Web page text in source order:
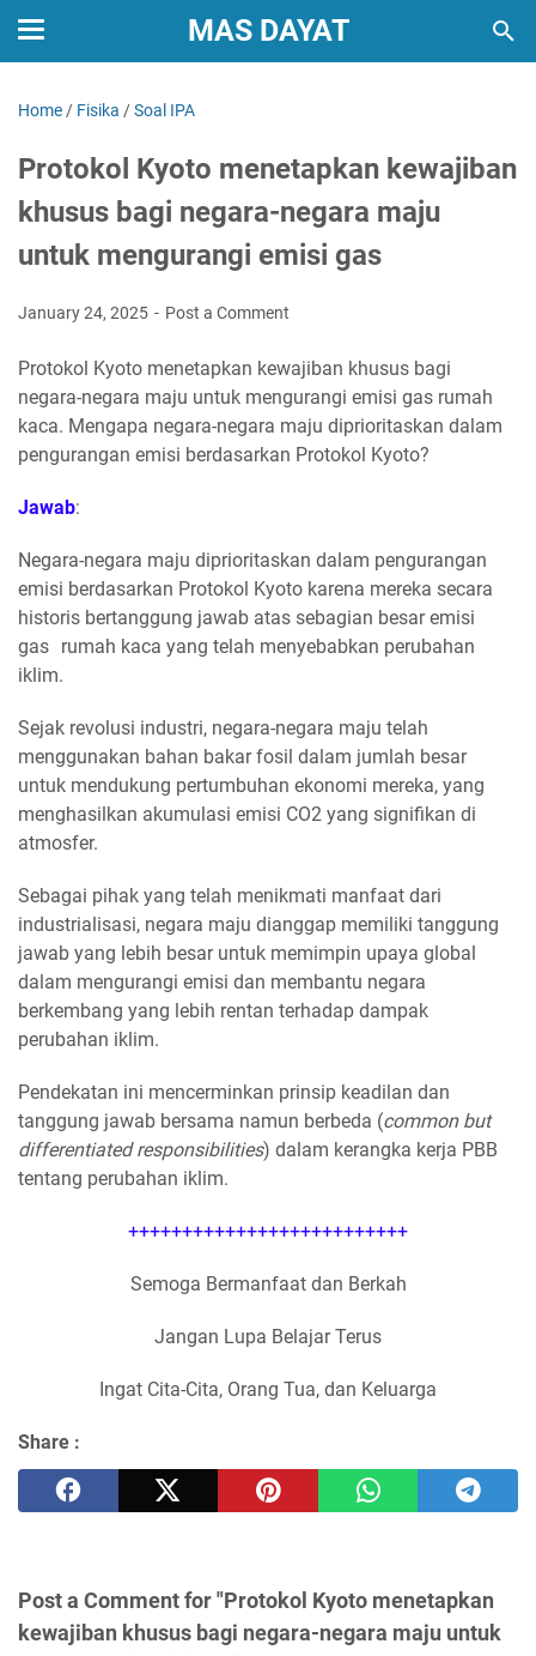
MAS DAYAT
Home / Fisika /Soal IPA
Protokol Kyoto menetapkan kewajiban
khusus bagi negara-negara maju
untuk mengurangi emisi gas
January 24, 2025 Post a Comment
Protokol Kyoto menetapkan kewajiban khusus bagi
negara-negara maju untuk mengurangi emisi gas rumah
kaca. Mengapa negara-negara maju diprioritaskan dalam
pengurangan emisi berdasarkan Protokol Kyoto?
Jawab:
Negara-negara maju diprioritaskan dalam pengurangan
emisi berdasarkan Protokol Kyoto karena mereka secara
historis bertanggung jawab atas sebagian besar emisi
gas rumah kaca yang telah menyebabkan perubahan
iklim.
Sejak revolusi industri, negara-negara maju telah
menggunakan bahan bakar fosil dalam jumlah besar
untuk mendukung pertumbuhan ekonomi mereka, yang
menghasilkan akumulasi emisi CO2 yang signifikan di
atmosfer.
Sebagai pihak yang telah menikmati manfaat dari
industrialisasi, negara maju dianggap memiliki tanggung
jawab yang lebih besar untuk memimpin upaya global
dalam mengurangi emisi dan membantu negara
berkembang yang lebih rentan terhadap dampak
perubahan iklim.
Pendekatan ini mencerminkan prinsip keadilan dan
tanggung jawab bersama namun berbeda (common but
differentiated responsibilities) dalam kerangka kerja PBB
tentang perubahan iklim.
++++++++++++++++++++++++++
Semoga Bermanfaat dan Berkah
Jangan Lupa Belajar Terus
Ingat Cita-Cita, Orang Tua, dan Keluarga
Share :
Post a Comment for "Protokol Kyoto menetapkan
kewajiban khusus bagi negara-negara maju untuk